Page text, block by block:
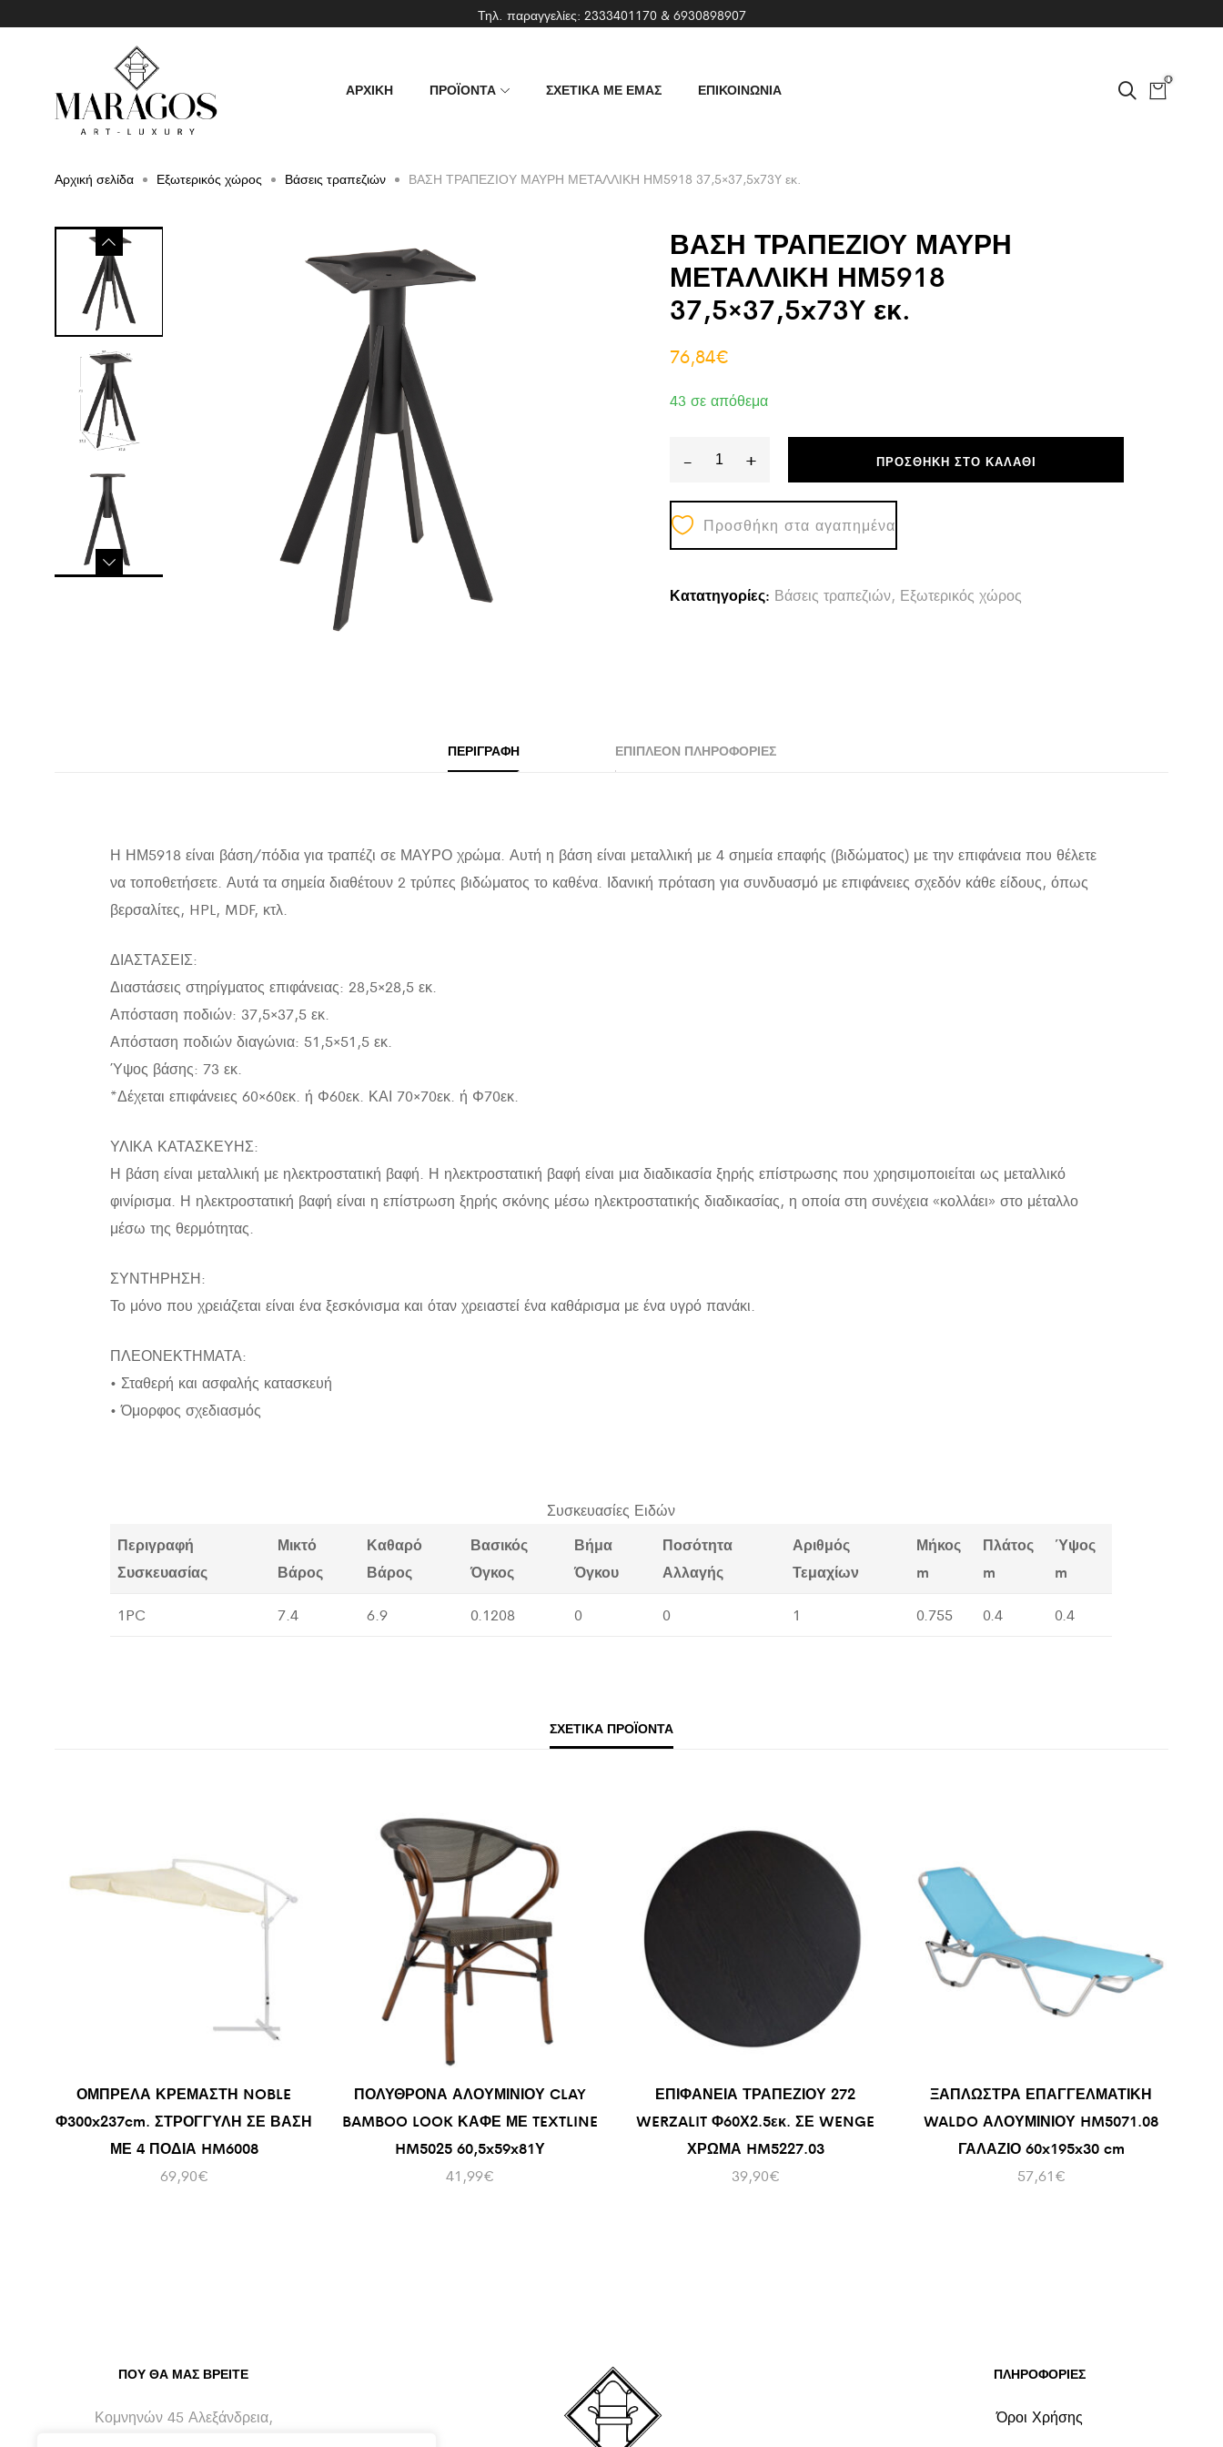
Τηλ. παραγγελίες: 2333401170& 6930898907
ΑΡΧΙΚΗ ΠΡΟΪΟΝΤΑ ΣΧΕΤΙΚΑ ΜΕ ΕΜΑΣ ΕΠΙΚΟΙΝΩΝΙΑ
0
Αρχική σελίδα Εξωτερικός χώρος Βάσεις τραπεζιών ΒΑΣΗ ΤΡΑΠΕΖΙΟΥ ΜΑΥΡΗ ΜΕΤΑΛΛΙΚΗ ΗΜ5918 37,5×37,5x73Y εκ.
ΒΑΣΗ ΤΡΑΠΕΖΙΟΥ ΜΑΥΡΗ
ΜΕΤΑΛΛΙΚΗ ΗΜ5918
37,5×37,5x73Y εκ.
76,84€
43 σε απόθεμα
-
ΒΑΣΗ
ΤΡΑΠΕΖΙΟΥ
ΜΑΥΡΗ
ΜΕΤΑΛΛΙΚΗ
37,5x37,5x73Y
+ ΠΡΟΣΘΉΚΗ ΣΤΟ ΚΑΛΆΘΙ
Προσθήκη στα αγαπημένα
Κατατηγορίες: Βάσεις τραπεζιών, Εξωτερικός χώρος
ΠΕΡΙΓΡΑΦΉ ΕΠΙΠΛΈΟΝ ΠΛΗΡΟΦΟΡΊΕΣ
Η ΗΜ5918 είναι βάση/πόδια για τραπέζι σε ΜΑΥΡΟ χρώμα. Αυτή η βάση είναι μεταλλική με 4 σημεία επαφής (βιδώματος) με την επιφάνεια που θέλετε
να τοποθετήσετε. Αυτά τα σημεία διαθέτουν 2 τρύπες βιδώματος το καθένα. Ιδανική πρόταση για συνδυασμό με επιφάνειες σχεδόν κάθε είδους, όπως
βερσαλίτες, HPL, MDF, κτλ.
ΔΙΑΣΤΑΣΕΙΣ:
Διαστάσεις στηρίγματος επιφάνειας: 28,5×28,5 εκ.
Απόσταση ποδιών: 37,5×37,5 εκ.
Απόσταση ποδιών διαγώνια: 51,5×51,5 εκ.
Ύψος βάσης: 73 εκ.
*Δέχεται επιφάνειες 60×60εκ. ή Φ60εκ. ΚΑΙ 70×70εκ. ή Φ70εκ.
ΥΛΙΚΑ ΚΑΤΑΣΚΕΥΗΣ:
Η βάση είναι μεταλλική με ηλεκτροστατική βαφή. Η ηλεκτροστατική βαφή είναι μια διαδικασία ξηρής επίστρωσης που χρησιμοποιείται ως μεταλλικό
φινίρισμα. Η ηλεκτροστατική βαφή είναι η επίστρωση ξηρής σκόνης μέσω ηλεκτροστατικής διαδικασίας, η οποία στη συνέχεια «κολλάει» στο μέταλλο
μέσω της θερμότητας.
ΣΥΝΤΗΡΗΣΗ:
Το μόνο που χρειάζεται είναι ένα ξεσκόνισμα και όταν χρειαστεί ένα καθάρισμα με ένα υγρό πανάκι.
ΠΛΕΟΝΕΚΤΗΜΑΤΑ:
• Σταθερή και ασφαλής κατασκευή
• Όμορφος σχεδιασμός
Συσκευασίες Ειδών
Περιγραφή
Συσκευασίας
Μικτό
Βάρος
Καθαρό
Βάρος
Βασικός
Όγκος
Βήμα
Όγκου
Ποσότητα
Αλλαγής
Αριθμός
Τεμαχίων
Μήκος
m
Πλάτος
m
Ύψος
m
1PC 7.4 6.9 0.1208 0 0 1 0.755 0.4 0.4
ΣΧΕΤΙΚΆ ΠΡΟΪΌΝΤΑ
ΟΜΠΡΕΛΑ ΚΡΕΜΑΣΤΗ NOBLE
Φ300x237cm. ΣΤΡΟΓΓΥΛΗ ΣΕ ΒΑΣΗ
ΜΕ 4 ΠΟΔΙΑ HM6008
69,90€
ΠΟΛΥΘΡΟΝΑ ΑΛΟΥΜΙΝΙΟΥ CLAY
BAMBOO LOOK ΚΑΦΕ ΜΕ TEXTLINE
HM5025 60,5x59x81Υ
41,99€
ΕΠΙΦΑΝΕΙΑ ΤΡΑΠΕΖΙΟΥ 272
WERZALIT Φ60Χ2.5εκ. ΣΕ WENGE
ΧΡΩΜΑ HM5227.03
39,90€
ΞΑΠΛΩΣΤΡΑ ΕΠΑΓΓΕΛΜΑΤΙΚΗ
WALDO ΑΛΟΥΜΙΝΙΟΥ HM5071.08
ΓΑΛΑΖΙΟ 60x195x30 cm
57,61€
ΠΟΥ ΘΑ ΜΑΣ ΒΡΕΊΤΕ
Κομνηνών 45 Αλεξάνδρεια,
ΠΛΗΡΟΦΟΡΙΕΣ
Όροι Χρήσης